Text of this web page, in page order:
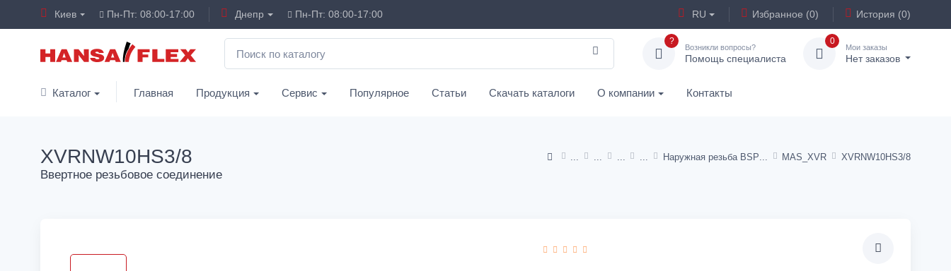
Киев Пн-Пт: 08:00-17:00 Днепр Пн-Пт: 08:00-17:00 RU Избранное (0) История (0)
?
Возникли вопросы?
Помощь специалиста
0
Мои заказы
Нет заказов
Каталог Главная Продукция Сервис Популярное Статьи Скачать каталоги О компании Контакты
Наружная резьба BSP MAS_XVR XVRNW10HS3/8
XVRNW10HS3/8
Ввертное резьбовое соединение